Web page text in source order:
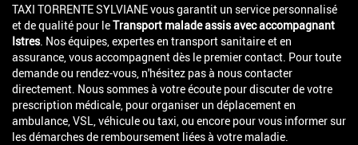
TAXI TORRENTE SYLVIANE vous garantit un service personnalisé
et de qualité pour leTransport malade assis avec accompagnant
Istres. Nos équipes, expertes en transport sanitaire et en
assurance, vous accompagnent dès le premier contact. Pour toute
demande ou rendez-vous, n'hésitez pas à nous contacter
directement. Nous sommes à votre écoute pour discuter de votre
prescription médicale, pour organiser un déplacement en
ambulance, VSL, véhicule ou taxi, ou encore pour vous informer sur
les démarches de remboursement liées à votre maladie.